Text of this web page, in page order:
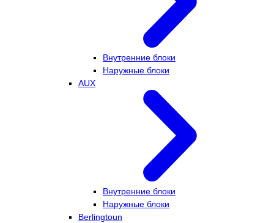
Внутренние блоки
Наружные блоки
AUX
Внутренние блоки
Наружные блоки
Berlingtoun